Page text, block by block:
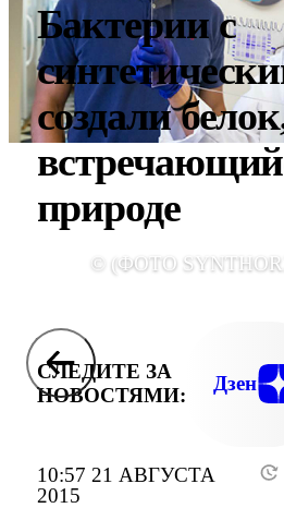
10:57 21 АВГУСТА
2015
Бактерии с
создали
природе
© (ФОТО
СЛЕДИТЕ ЗА
НОВОСТЯМИ:
Дзен